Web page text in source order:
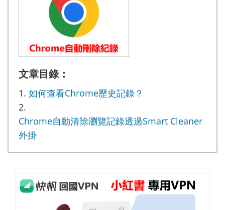
文章目錄：
如何查看Chrome歷史記錄？
Chrome自動清除瀏覽記錄透過Smart Cleaner
外掛